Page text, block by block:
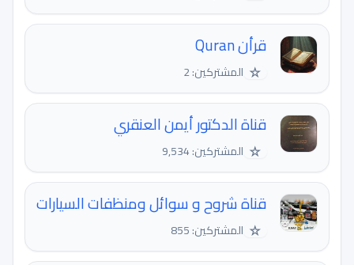
قرأن Quran
☆ المشتركين: 2
قناة الدكتور أيمن العنقري
☆ المشتركين: 9,534
قناة شروح و سوائل ومنظفات السيارات
☆ المشتركين: 855